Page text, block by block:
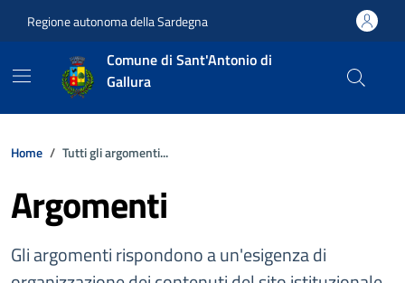
Regione autonoma della Sardegna
Comune di Sant'Antonio di
Gallura
Home Tutti gli argomenti...
Argomenti
Gli argomenti rispondono a un'esigenza di